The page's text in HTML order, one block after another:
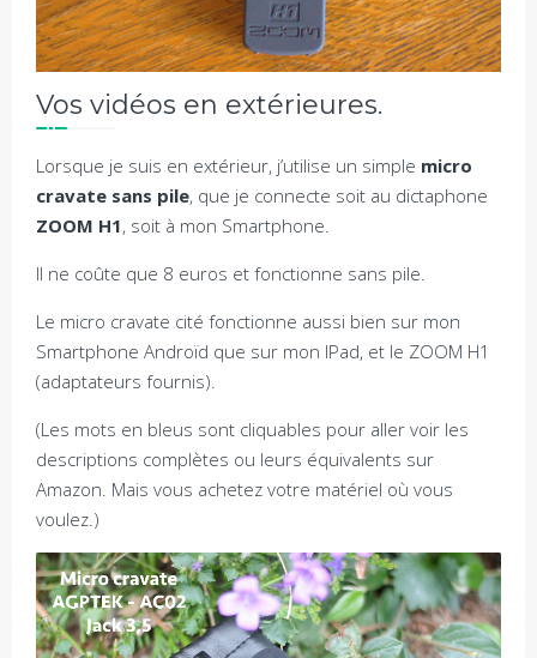
Vos vidéos en extérieures.
Lorsque je suis en extérieur, j’utilise un simple micro
cravate sans pile, que je connecte soit au dictaphone
ZOOM H1, soit à mon Smartphone.
Il ne coûte que 8 euros et fonctionne sans pile.
Le micro cravate cité fonctionne aussi bien sur mon
Smartphone Androïd que sur mon IPad, et le ZOOM H1
(adaptateurs fournis).
(Les mots en bleus sont cliquables pour aller voir les
descriptions complètes ou leurs équivalents sur
Amazon. Mais vous achetez votre matériel où vous
voulez.)